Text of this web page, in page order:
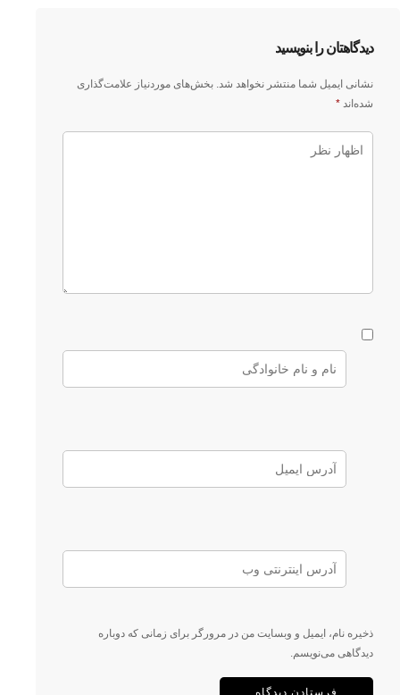
دیدگاهتان را بنویسید
نشانی ایمیل شما منتشر نخواهد شد. بخش‌های موردنیاز علامت‌گذاری
شده‌اند *
ذخیره نام، ایمیل و وبسایت من در مرورگر برای زمانی که دوباره
دیدگاهی می‌نویسم.